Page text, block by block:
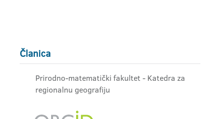
Članica
Prirodno-matematički fakultet - Katedra za
regionalnu geografiju